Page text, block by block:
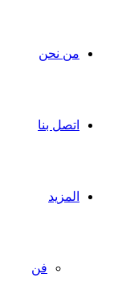
من نحن
اتصل بنا
المزيد
فن